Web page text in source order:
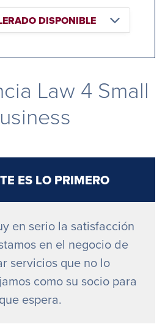
DISPONIBLE
Law 4 Small
ES LO PRIMERO
en serio la satisfacción
en el negocio de
servicios que no lo
como su socio para
espera.